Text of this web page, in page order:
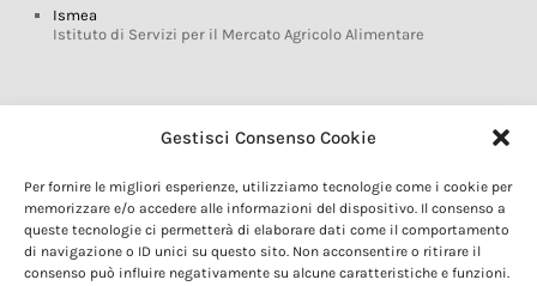
Gestisci Consenso Cookie
Per fornire le migliori esperienze, utilizziamo tecnologie come i cookie per
memorizzare e/o accedere alle informazioni del dispositivo. Il consenso a
queste tecnologie ci permetterà di elaborare dati come il comportamento
di navigazione o ID unici su questo sito. Non acconsentire o ritirare il
consenso può influire negativamente su alcune caratteristiche e funzioni.
Ismea
Istituto di Servizi per il Mercato Agricolo Alimentare
Glossario DOP IGP
Marchi DOP IGP
Normativa prodotti DOP IGP
Consorzi di Tutela
Farm To Fork e prodotti DOP IGP